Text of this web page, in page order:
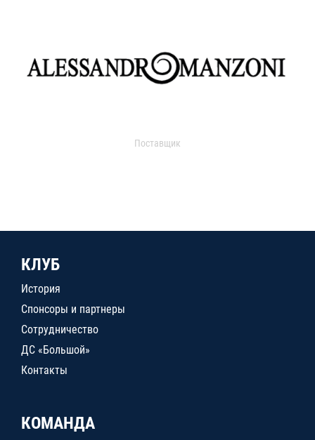
Поставщик
КЛУБ
История
Спонсоры и партнеры
Сотрудничество
ДС «Большой»
Контакты
КОМАНДА